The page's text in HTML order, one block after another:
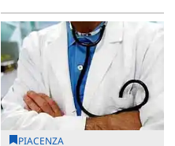
PIACENZA